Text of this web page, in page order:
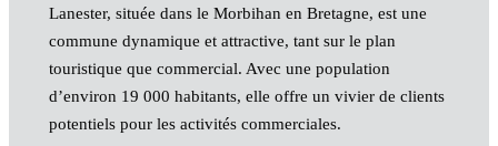
Lanester, située dans le Morbihan en Bretagne, est une
commune dynamique et attractive, tant sur le plan
touristique que commercial. Avec une population
d’environ 19 000 habitants, elle offre un vivier de clients
potentiels pour les activités commerciales.